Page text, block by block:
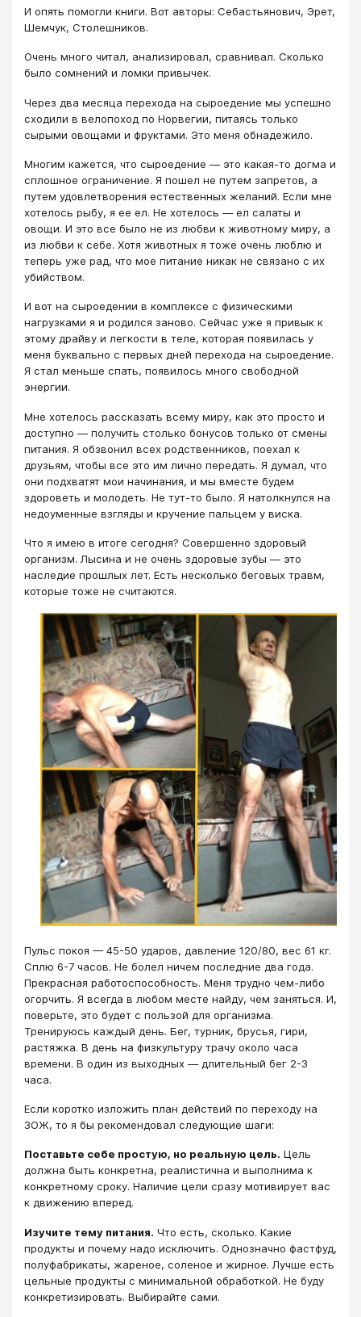
И опять помогли книги. Вот авторы: Себастьянович, Эрет,
Шемчук, Столешников.
Очень много читал, анализировал, сравнивал. Сколько
было сомнений и ломки привычек.
Через два месяца перехода на сыроедение мы успешно
сходили в велопоход по Норвегии, питаясь только
сырыми овощами и фруктами. Это меня обнадежило.
Многим кажется, что сыроедение — это какая-то догма и
сплошное ограничение. Я пошел не путем запретов, а
путем удовлетворения естественных желаний. Если мне
хотелось рыбу, я ее ел. Не хотелось — ел салаты и
овощи. И это все было не из любви к животному миру, а
из любви к себе. Хотя животных я тоже очень люблю и
теперь уже рад, что мое питание никак не связано с их
убийством.
И вот на сыроедении в комплексе с физическими
нагрузками я и родился заново. Сейчас уже я привык к
этому драйву и легкости в теле, которая появилась у
меня буквально с первых дней перехода на сыроедение.
Я стал меньше спать, появилось много свободной
энергии.
Мне хотелось рассказать всему миру, как это просто и
доступно — получить столько бонусов только от смены
питания. Я обзвонил всех родственников, поехал к
друзьям, чтобы все это им лично передать. Я думал, что
они подхватят мои начинания, и мы вместе будем
здороветь и молодеть. Не тут-то было. Я натолкнулся на
недоуменные взгляды и кручение пальцем у виска.
Что я имею в итоге сегодня? Совершенно здоровый
организм. Лысина и не очень здоровые зубы — это
наследие прошлых лет. Есть несколько беговых травм,
которые тоже не считаются.
Пульс покоя — 45-50 ударов, давление 120/80, вес 61 кг.
Сплю 6-7 часов. Не болел ничем последние два года.
Прекрасная работоспособность. Меня трудно чем-либо
огорчить. Я всегда в любом месте найду, чем заняться. И,
поверьте, это будет с пользой для организма.
Тренируюсь каждый день. Бег, турник, брусья, гири,
растяжка. В день на физкультуру трачу около часа
времени. В один из выходных — длительный бег 2-3
часа.
Если коротко изложить план действий по переходу на
ЗОЖ, то я бы рекомендовал следующие шаги:
Поставьте себе простую, но реальную цель. Цель
должна быть конкретна, реалистична и выполнима к
конкретному сроку. Наличие цели сразу мотивирует вас
к движению вперед.
Изучите тему питания. Что есть, сколько. Какие
продукты и почему надо исключить. Однозначно фастфуд,
полуфабрикаты, жареное, соленое и жирное. Лучше есть
цельные продукты с минимальной обработкой. Не буду
конкретизировать. Выбирайте сами.